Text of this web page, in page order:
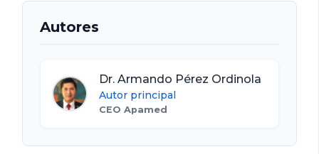
Autores
Dr. Armando Pérez Ordinola
Autor principal
CEO Apamed